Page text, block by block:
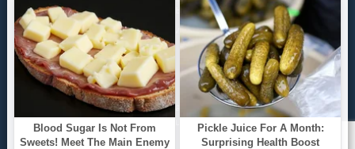
старые аудиокниги. Выбрать и поделиться с
друзьями лучшими аудиокнигами!
© 2021 - 2026 kniga-audio.net. Все права
защищены.